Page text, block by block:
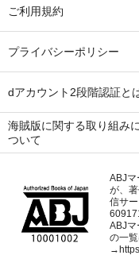
ご利用規約
プライバシーポリシー
dアカウント2段階認証と
海賊版に関する取り組みに
ついて
ABJマ
が、
信サ
ABJマ
の一
→